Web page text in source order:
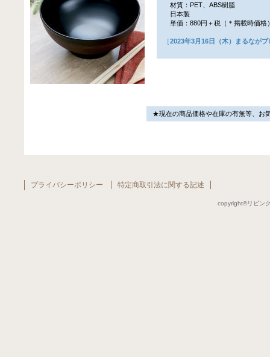
材質：PET、ABS樹脂
日本製
単価：880円＋税（＊掲載時価格
［2023年3月16日（木）まるながブ
★現在の商品価格や在庫の有無等、お
copyright©リビン
プライバシーポリシー 特定商取引法に関する記述